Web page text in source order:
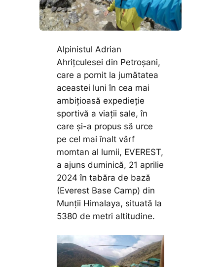
Alpinistul Adrian
Ahrițculesei din Petroșani,
care a pornit la jumătatea
aceastei luni în cea mai
ambițioasă expedieție
sportivă a viații sale, în
care și-a propus să urce
pe cel mai înalt vârf
momtan al lumii, EVEREST,
a ajuns duminică, 21 aprilie
2024 în tabăra de bază
(Everest Base Camp) din
Munții Himalaya, situată la
5380 de metri altitudine.